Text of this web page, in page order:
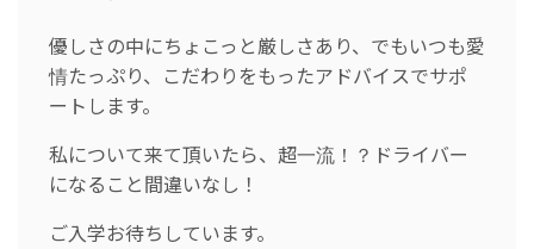
優しさの中にちょこっと厳しさあり、でもいつも愛
情たっぷり、こだわりをもったアドバイスでサポ
ートします。
私について来て頂いたら、超一流！？ドライバー
になること間違いなし！
ご入学お待ちしています。